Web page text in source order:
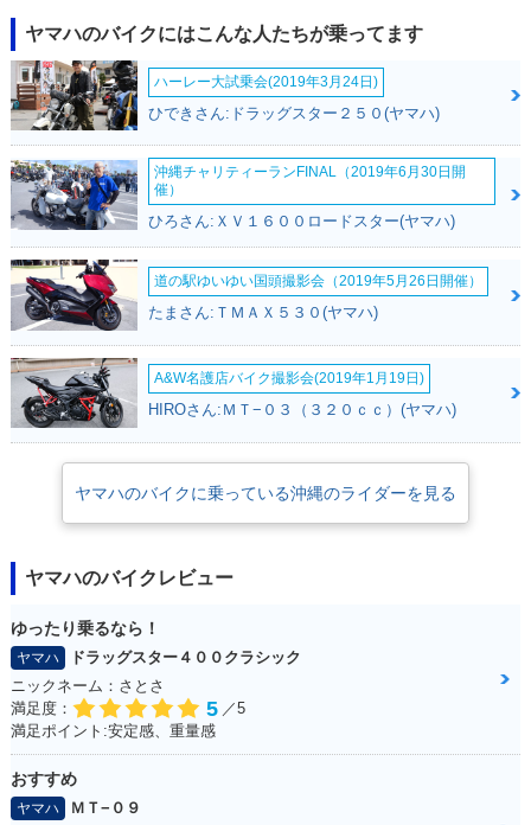
ヤマハのバイクにはこんな人たちが乗ってます
ハーレー大試乗会(2019年3月24日)
ひできさん:ドラッグスター２５０(ヤマハ)
沖縄チャリティーランFINAL（2019年6月30日開
催）
ひろさん:ＸＶ１６００ロードスター(ヤマハ)
道の駅ゆいゆい国頭撮影会（2019年5月26日開催）
たまさん:ＴＭＡＸ５３０(ヤマハ)
A&W名護店バイク撮影会(2019年1月19日)
HIROさん:ＭＴ−０３（３２０ｃｃ）(ヤマハ)
ヤマハのバイクに乗っている沖縄のライダーを見る
ヤマハのバイクレビュー
ゆったり乗るなら！
ヤマハ
ドラッグスター４００クラシック
ニックネーム：さとさ
満足度：
5 ／5
満足ポイント:安定感、重量感
おすすめ
ヤマハ
ＭＴ−０９